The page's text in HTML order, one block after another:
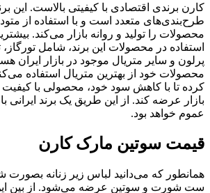
کارن برندی اقتصادی با کیفیتی بالاست. این
طرح‌بندی‌های متعدد است و با استفاده از
محصولات را تولید و روانه بازار می‌کند.
استفاده در محصولات این برند، شامل تورگاز،
پرلون و سایر متریال موجود در بازار ایران
محصولات خود از بهترین متریال استفاده
کرده تا با کاهش سود خود، محصولی با
بازار عرضه کند. از این طریق یک برند
عموم خواهد بود.
قیمت سوتین مارک کارن
همانطور که می‌دانید لباس زیر زنانه بصورت
ست شورت و سوتین عرضه می‌شود. از بین